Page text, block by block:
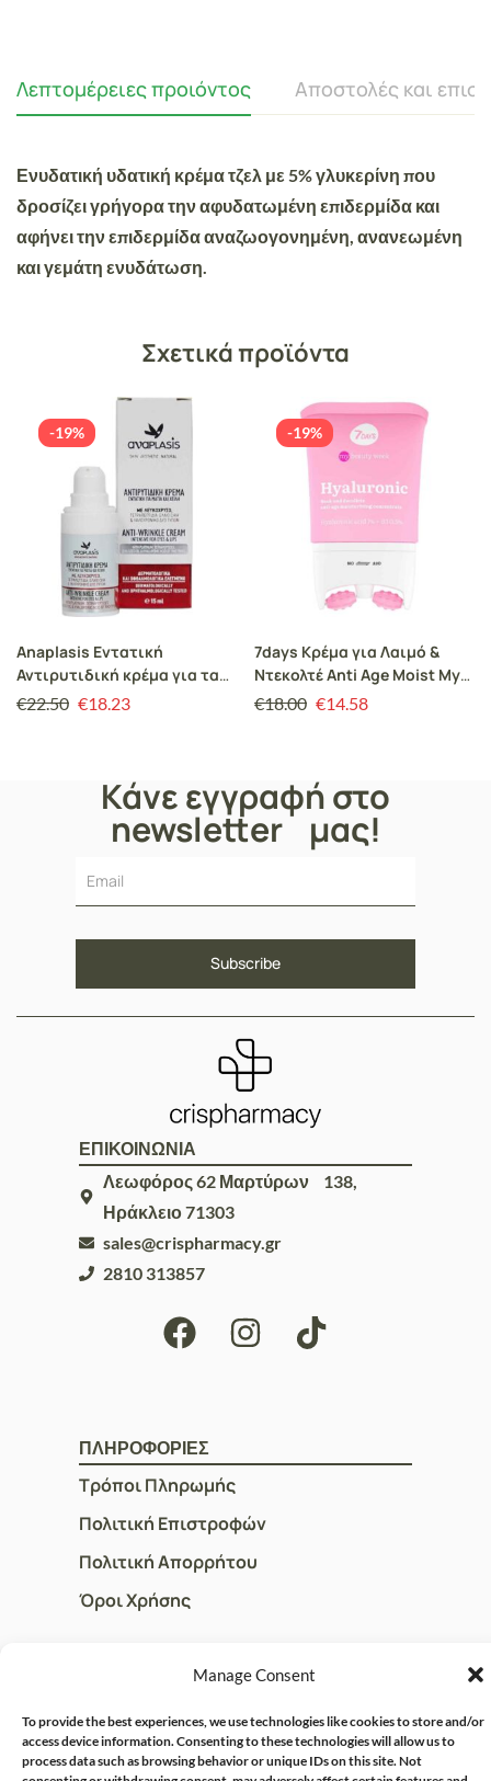
Manage Consent
To provide the best experiences, we use technologies like cookies to store and/or
access device information. Consenting to these technologies will allow us to
process data such as browsing behavior or unique IDs on this site. Not
Λεπτομέρειες προιόντος Αποστολές και
Ενυδατική υδατική κρέμα τζελ με 5% γλυκερίνη που
δροσίζει γρήγορα την αφυδατωμένη επιδερμίδα και
αφήνει την επιδερμίδα αναζωογονημένη, ανανεωμένη
και γεμάτη ενυδάτωση.
Σχετικά προϊόντα
-19%
Anaplasis Εντατική
Αντιρυτιδική κρέμα για τα
μάτια & χείλη 15ml
€22.50 €18.23
-19%
7days Κρέμα για Λαιμό &
Ντεκολτέ Anti Age Moist My
Beauty Week 80ml
€18.00 €14.58
Κάνε εγγραφή στο
newsletter μας!
ΕΠΙΚΟΙΝΩΝΙΑ
Λεωφόρος 62 Μαρτύρων 138,
Ηράκλειο 71303
sales@crispharmacy.gr
2810 313857
ΠΛΗΡΟΦΟΡΙΕΣ
Τρόποι Πληρωμής
Πολιτική Επιστροφών
Πολιτική Απορρήτου
Όροι Χρήσης
ΓΡΗΓΟΡOI ΣΥΝΔΕΣΜΟΙ
Ο Λογαριασμός μου
Η Ομάδα μας